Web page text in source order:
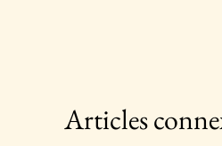
Articles